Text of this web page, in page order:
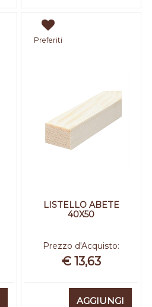
Preferiti
LISTELLO ABETE
40X50
Prezzo d'Acquisto:
€ 13,63
AGGIUNGI